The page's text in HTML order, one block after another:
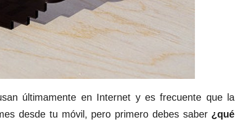
últimamente en Internet y es frecuente que la
desde tu móvil, pero primero debes saber ¿qué